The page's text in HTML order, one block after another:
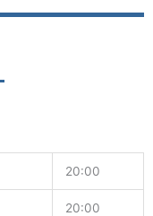
20:00
20:00